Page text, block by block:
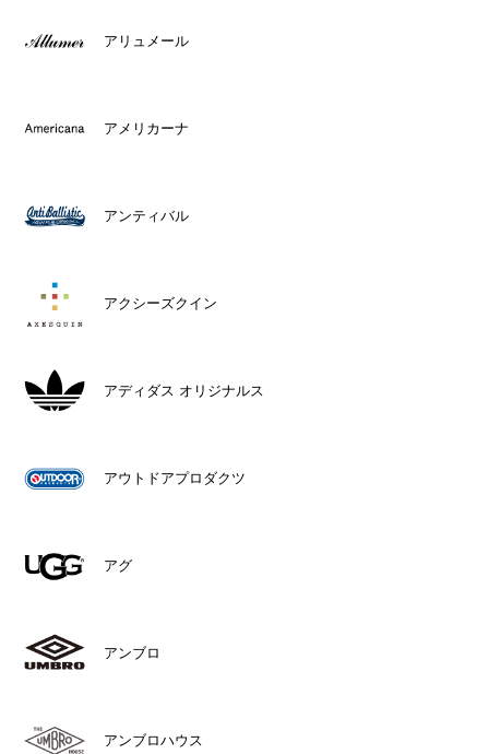
アリュメール
アメリカーナ
アンティバル
アクシーズクイン
アディダス オリジナルス
アウトドアプロダクツ
アグ
アンブロ
アンブロハウス